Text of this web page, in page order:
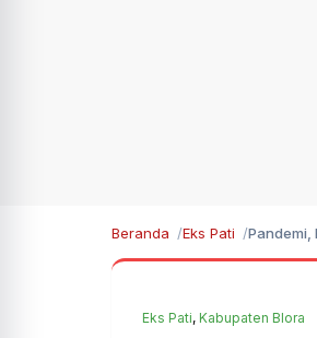
Beranda Eks Pati Pandemi,
Eks Pati, Kabupaten Blora